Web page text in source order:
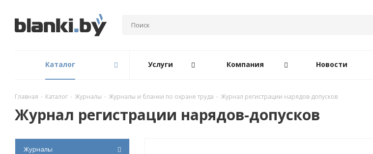
Каталог Услуги Компания Новости
Главная - Каталог - Журналы - Журналы и бланки по охране труда - Журнал регистрации нарядов-допусков
Журнал регистрации нарядов-допусков
Журналы